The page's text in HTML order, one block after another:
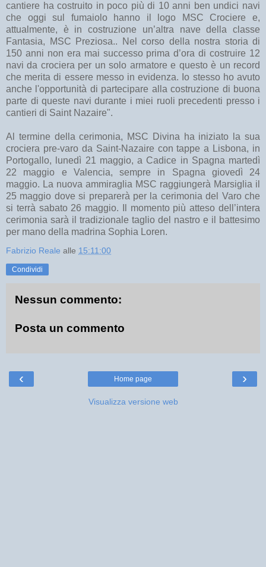
cantiere ha costruito in poco più di 10 anni ben undici navi
che oggi sul fumaiolo hanno il logo MSC Crociere e,
attualmente, è in costruzione un’altra nave della classe
Fantasia, MSC Preziosa.. Nel corso della nostra storia di
150 anni non era mai successo prima d’ora di costruire 12
navi da crociera per un solo armatore e questo è un record
che merita di essere messo in evidenza. Io stesso ho avuto
anche l'opportunità di partecipare alla costruzione di buona
parte di queste navi durante i miei ruoli precedenti presso i
cantieri di Saint Nazaire".
Al termine della cerimonia, MSC Divina ha iniziato la sua
crociera pre-varo da Saint-Nazaire con tappe a Lisbona, in
Portogallo, lunedì 21 maggio, a Cadice in Spagna martedì
22 maggio e Valencia, sempre in Spagna giovedì 24
maggio. La nuova ammiraglia MSC raggiungerà Marsiglia il
25 maggio dove si preparerà per la cerimonia del Varo che
si terrà sabato 26 maggio. Il momento più atteso dell’intera
cerimonia sarà il tradizionale taglio del nastro e il battesimo
per mano della madrina Sophia Loren.
Fabrizio Reale alle 15:11:00
Condividi
Nessun commento:
Posta un commento
‹ ›
Home page
Visualizza versione web